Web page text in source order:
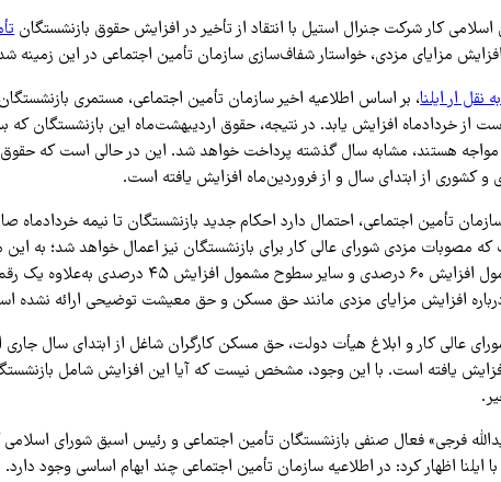
کار شرکت جنرال استیل با انتقاد از تأخیر در افزایش حقوق بازنشستگان
مزایای مزدی، خواستار شفاف‌سازی سازمان تأمین اجتماعی در این زمینه
نقل ار ایلنا، بر اساس اطلاعیه اخیر سازمان تأمین اجتماعی، مستمری
از خردادماه افزایش یابد. در نتیجه، حقوق اردیبهشت‌ماه این بازنشستگان که
هستند، مشابه سال گذشته پرداخت خواهد شد. این در حالی است که حقوق
کشوری از ابتدای سال و از فروردین‌ماه افزایش یافته است.
تأمین اجتماعی، احتمال دارد احکام جدید بازنشستگان تا نیمه خردادماه
مصوبات مزدی شورای عالی کار برای بازنشستگان نیز اعمال خواهد شد؛ به این
حداقل‌بگیران مشمول افزایش ۶۰ درصدی و سایر سطوح
درباره افزایش مزایای مزدی مانند حق مسکن و حق معیشت توضیحی ارائه نشده
افزایش یافته است. با این وجود، مشخص نیست که آیا این افزایش شامل
فرجی» فعال صنفی بازنشستگان تأمین اجتماعی و رئیس اسبق شورای
ایلنا اظهار کرد: در اطلاعیه سازمان تأمین اجتماعی چند ابهام اساسی وجود